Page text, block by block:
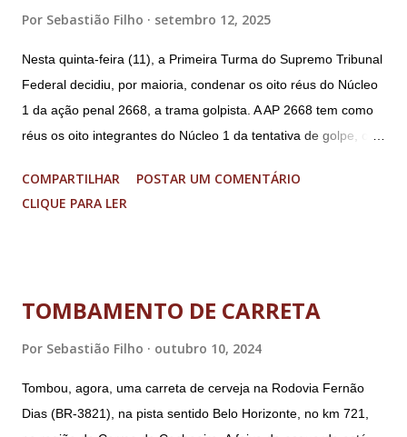
Por Sebastião Filho setembro 12, 2025
Nesta quinta-feira (11), a Primeira Turma do Supremo Tribunal
Federal decidiu, por maioria, condenar os oito réus do Núcleo
1 da ação penal 2668, a trama golpista. A AP 2668 tem como
réus os oito integrantes do Núcleo 1 da tentativa de golpe, ou
(PGR): o deputado federal Alexandre Ramagem, ex-diretor da
Agência Brasileira de Inteligência (Abin); o almirante Almir
Segurança Institucional (GSI); o tenente-coronel Mauro Cid,
Sérgio Nogueira, ex-ministro da Defesa; e o general da
reserva Walter Braga Netto, ex-ministro da Casa Civil e da
COMPARTILHAR
POSTAR UM COMENTÁRIO
CLIQUE PARA LER
TOMBAMENTO DE CARRETA
Por Sebastião Filho outubro 10, 2024
Tombou, agora, uma carreta de cerveja na Rodovia Fernão
Dias (BR-3821), na pista sentido Belo Horizonte, no km 721,